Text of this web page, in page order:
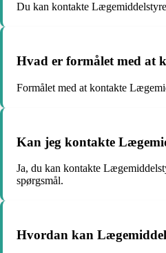
Du kan kontakte
Hvad er formålet med at
Formålet med at kontakte
Kan jeg kontakte
Ja, du kan kontakte
spørgsmål.
Hvordan kan